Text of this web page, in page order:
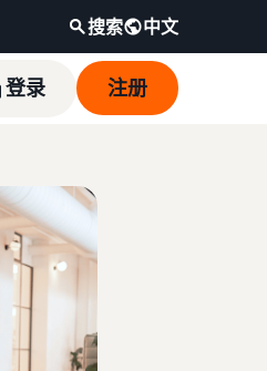
搜索 中文
富多样的工具，优
从当地品牌成长
的故事，真实的成
送成本
合条件商品的亚马
家
、中东和北非地区
配送方式
登录 注册